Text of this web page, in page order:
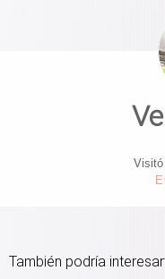
Visitó
También podría